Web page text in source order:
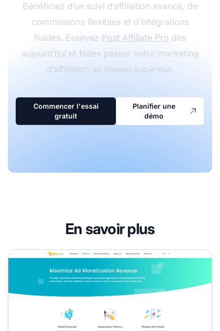
Bénéficiez d’un suivi d’affiliation avancé, de
commissions flexibles et d’intégrations
fluides. Essayez Post Affiliate Pro dès
aujourd’hui et faites passer votre marketing
d’affiliation au niveau supérieur.
Commencer l'essai
gratuit
Planifier une
démo
En savoir plus
Programme d'affiliation Yeahmobi